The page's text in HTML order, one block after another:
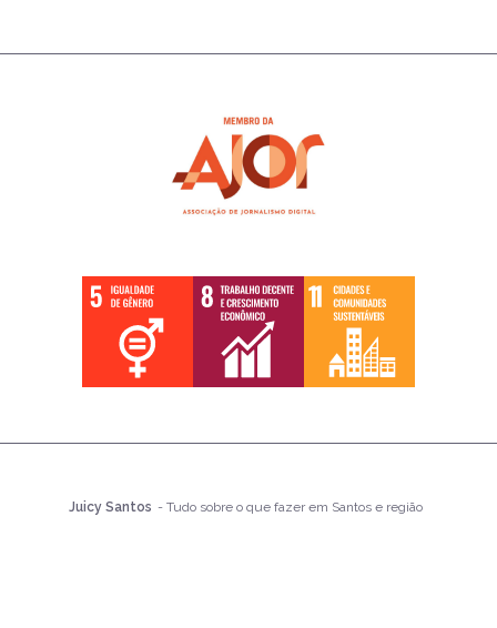
Juicy Santos - Tudo sobre o que fazer em Santos e região